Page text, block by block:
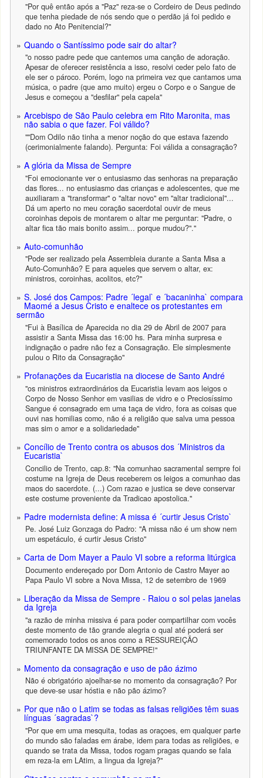
"Por quê então após a "Paz" reza-se o Cordeiro de Deus pedindo
que tenha piedade de nós sendo que o perdão já foi pedido e
dado no Ato Penitencial?"
Quando o Santíssimo pode sair do altar?
"o nosso padre pede que cantemos uma canção de adoração.
Apesar de oferecer resistência a isso, resolvi ceder pelo fato de
ele ser o pároco. Porém, logo na primeira vez que cantamos uma
música, o padre (que amo muito) ergeu o Corpo e o Sangue de
Jesus e começou a "desfilar" pela capela"
Arcebispo de São Paulo celebra em Rito Maronita, mas
não sabia o que fazer. Foi válido?
""Dom Odilo não tinha a menor noção do que estava fazendo
(cerimonialmente falando). Pergunta: Foi válida a consagração?
A glória da Missa de Sempre
"Foi emocionante ver o entusiasmo das senhoras na preparação
das flores... no entusiasmo das crianças e adolescentes, que me
auxiliaram a "transformar" o "altar novo" em "altar tradicional"...
Dá um aperto no meu coração sacerdotal ouvir de meus
coroinhas depois de montarem o altar me perguntar: "Padre, o
altar fica tão mais bonito assim... porque mudou?"."
Auto-comunhão
"Pode ser realizado pela Assembleia durante a Santa Misa a
Auto-Comunhão? E para aqueles que servem o altar, ex:
ministros, coroinhas, acolitos, etc?"
S. José dos Campos: Padre ´legal` e ´bacaninha` compara
Maomé a Jesus Cristo e enaltece os protestantes em
sermão
"Fui à Basílica de Aparecida no dia 29 de Abril de 2007 para
assistir a Santa Missa das 16:00 hs. Para minha surpresa e
indignação o padre não fez a Consagração. Ele simplesmente
pulou o Rito da Consagração"
Profanações da Eucaristia na diocese de Santo André
"os ministros extraordinários da Eucaristia levam aos leigos o
Corpo de Nosso Senhor em vasilias de vidro e o Preciosíssimo
Sangue é consagrado em uma taça de vidro, fora as coisas que
ouvi nas homilias como, não é a religião que salva uma pessoa
mas sim o amor e a solidariedade"
Concílio de Trento contra os abusos dos ´Ministros da
Eucaristia`
Concilio de Trento, cap.8: "Na comunhao sacramental sempre foi
costume na Igreja de Deus receberem os leigos a comunhao das
maos do sacerdote. (...) Com razao e justica se deve conservar
este costume proveniente da Tradicao apostolica."
Padre modernista define: A missa é ´curtir Jesus Cristo`
Pe. José Luiz Gonzaga do Padro: "A missa não é um show nem
um espetáculo, é curtir Jesus Cristo"
Carta de Dom Mayer a Paulo VI sobre a reforma litúrgica
Documento endereçado por Dom Antonio de Castro Mayer ao
Papa Paulo VI sobre a Nova Missa, 12 de setembro de 1969
Liberação da Missa de Sempre - Raiou o sol pelas janelas
da Igreja
"a razão de minha missiva é para poder compartilhar com vocês
deste momento de tão grande alegria o qual até poderá ser
comemorado todos os anos como a RESSUREIÇÃO
TRIUNFANTE DA MISSA DE SEMPRE!"
Momento da consagração e uso de pão ázimo
Não é obrigatório ajoelhar-se no momento da consagração? Por
que deve-se usar hóstia e não pão ázimo?
Por que não o Latim se todas as falsas religiões têm suas
línguas ´sagradas`?
"Por que em uma mesquita, todas as oraçoes, em qualquer parte
do mundo são faladas em árabe, idem para todas as religiões, e
quando se trata da Missa, todos rogam pragas quando se fala
em reza-la em LAtim, a lingua da Igreja?"